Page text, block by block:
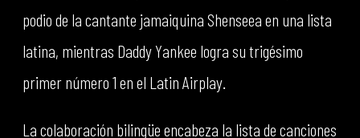
podio de la cantante jamaiquina Shenseea en una lista
latina, mientras Daddy Yankee logra su trigésimo
primer número 1 en el Latin Airplay.
La colaboración bilingüe encabeza la lista de canciones